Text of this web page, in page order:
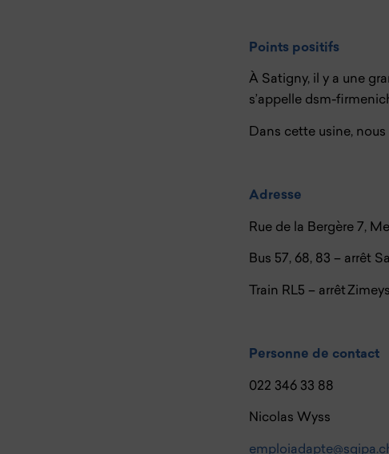
Points positifs
À Satigny, il y a une
s’appelle dsm-
Dans cette usine,
Adresse
Rue de la Bergère 7,
Bus 57, 68, 83 – arrêt
Train RL5 – arrêt
Personne de contact
022 346 33 88
Nicolas Wyss